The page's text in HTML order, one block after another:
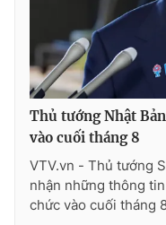
Thủ tướng Nhật
vào cuối tháng 8
VTV.vn - Thủ tướng
nhận những thông
chức vào cuối tháng